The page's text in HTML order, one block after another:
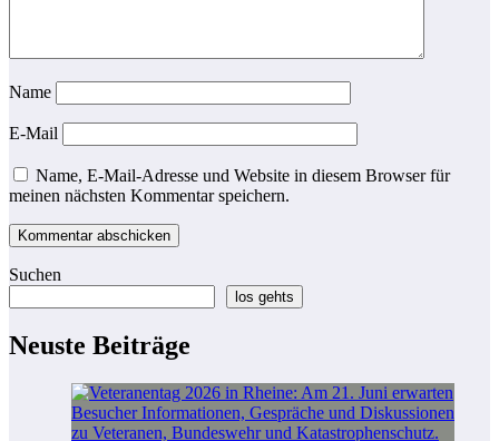
Name
E-Mail
Name, E-Mail-Adresse und Website in diesem Browser für
meinen nächsten Kommentar speichern.
Suchen
los gehts
Neuste Beiträge